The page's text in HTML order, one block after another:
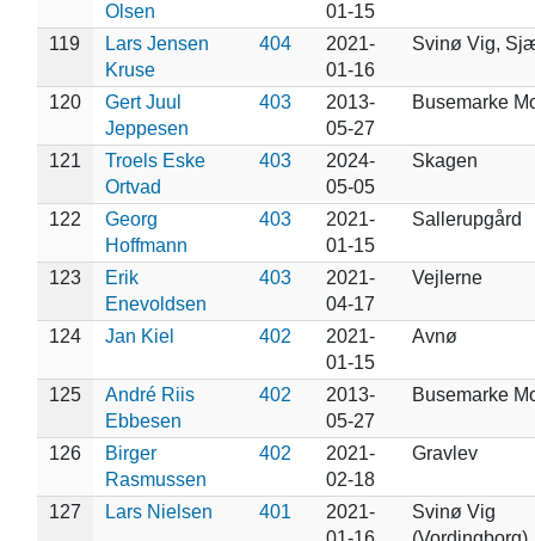
Olsen
01-15
119
Lars Jensen
Kruse
404
2021-
01-16
Svinø Vig,
120
Gert Juul
Jeppesen
403
2013-
05-27
Busemarke
121
Troels Eske
Ortvad
403
2024-
05-05
Skagen
122
Georg
Hoffmann
403
2021-
01-15
Sallerupgård
123
Erik
Enevoldsen
403
2021-
04-17
Vejlerne
124 Jan Kiel 402
2021-
01-15
Avnø
125
André Riis
Ebbesen
402
2013-
05-27
Busemarke
126
Birger
Rasmussen
402
2021-
02-18
Gravlev
127 Lars Nielsen 401
2021-
Svinø Vig